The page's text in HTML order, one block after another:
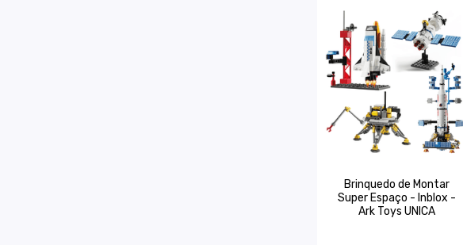
Brinquedo de Montar
Super Espaço - Inblox -
Ark Toys UNICA